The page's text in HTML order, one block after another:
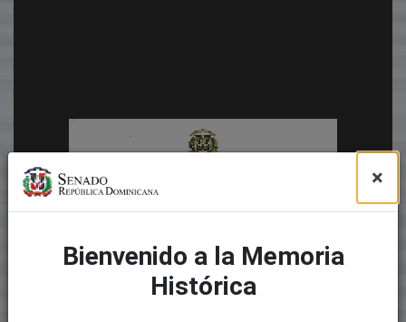
×
Bienvenido a la Memoria
Histórica